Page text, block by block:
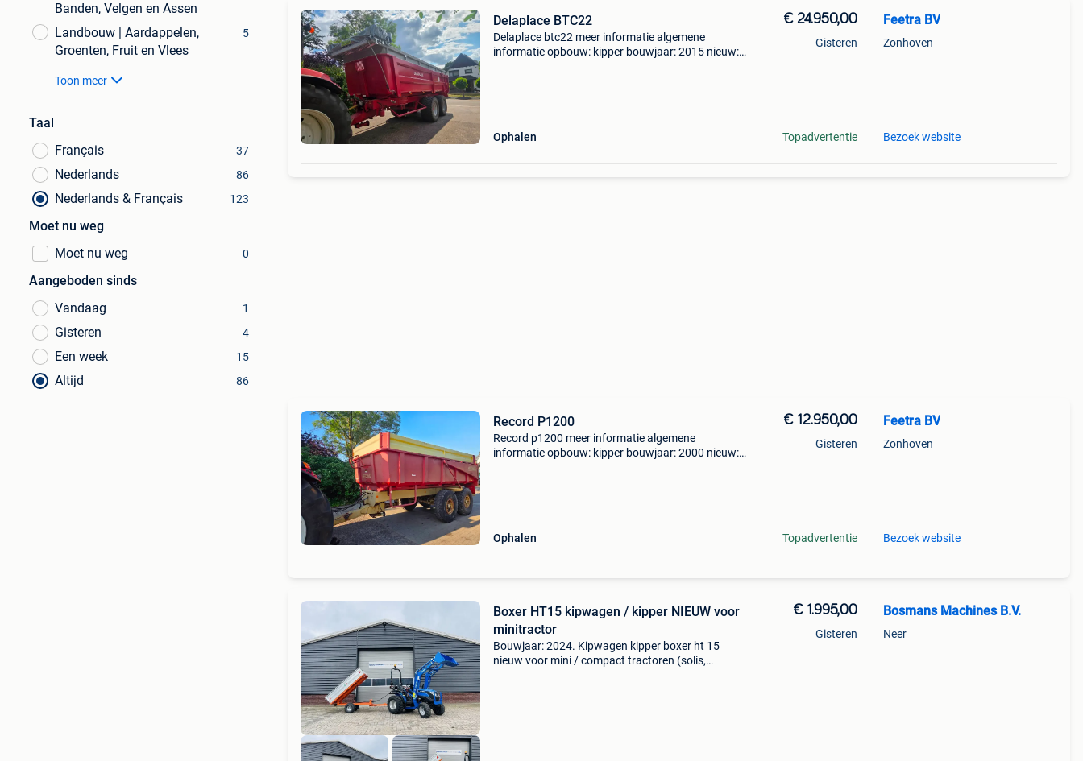
Banden, Velgen en Assen
Landbouw | Aardappelen,
Groenten, Fruit en Vlees
5
Toon meer
Taal
Français
37
Nederlands 86
Nederlands & Français 123
Moet nu weg
Moet nu weg
0
Aangeboden sinds
Vandaag
1
Gisteren 4
Een week 15
Altijd 86
Delaplace BTC22
Delaplace btc22 meer informatie algemene
informatie opbouw: kipper bouwjaar: 2015 nieuw:
Ophalen
€ 24.950,00
Gisteren
Topadvertentie
Feetra BV
Zonhoven
Bezoek website
Record P1200
Record p1200 meer informatie algemene
informatie opbouw: kipper bouwjaar: 2000 nieuw:
Ophalen
€ 12.950,00
Gisteren
Topadvertentie
Feetra BV
Zonhoven
Bezoek website
Boxer HT15 kipwagen / kipper NIEUW voor
minitractor
Bouwjaar: 2024. Kipwagen kipper boxer ht 15
nieuw voor mini / compact tractoren (solis,
€ 1.995,00
Gisteren
Bosmans Machines B.V.
Neer